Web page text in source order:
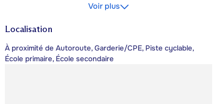
Voir plus
Localisation
À proximité de Autoroute, Garderie/CPE, Piste cyclable,
École primaire, École secondaire